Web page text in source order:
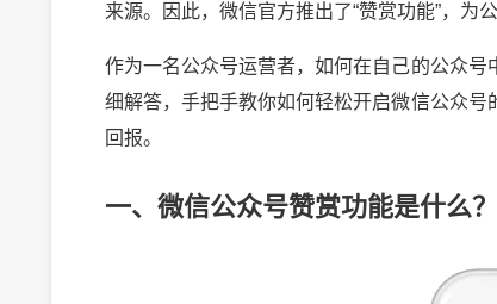
来源。因此，微信官方推出了“赞赏功能”，为
作为一名公众号运营者，如何在自己的公众
细解答，手把手教你如何轻松开启微信公众
回报。
一、微信公众号赞赏功能是什么？